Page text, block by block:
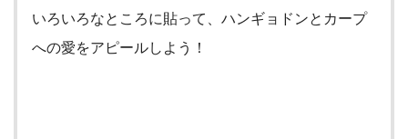
いろいろなところに貼って、ハンギョドンとカープ
への愛をアピールしよう！